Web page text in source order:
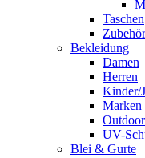
Taschen
Zubehör
Bekleidung
Damen
Herren
Kinder/
Marken
Outdoor
UV-
Blei & Gurte